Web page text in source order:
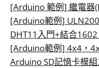
[Arduino 範例] 繼電器
[Arduino範例]
DHT11入門+結合
[Arduino範例] 4x4，
Arduino SD記憶卡模